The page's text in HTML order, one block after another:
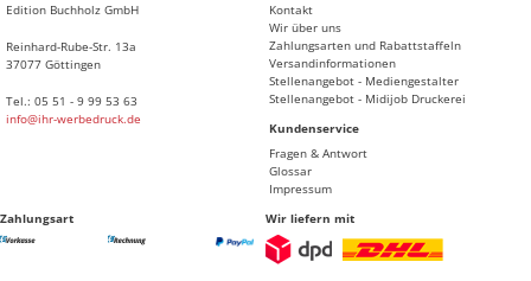
Edition Buchholz GmbH
Reinhard-Rube-Str. 13a
37077 Göttingen
Tel.: 05 51 - 9 99 53 63
info@ihr-werbedruck.de
Kontakt
Wir über uns
Zahlungsarten und Rabattstaffeln
Versandinformationen
Stellenangebot - Mediengestalter
Stellenangebot - Midijob Druckerei
Kundenservice
Fragen & Antwort
Glossar
Impressum
Wir liefern mit
Zahlungsart